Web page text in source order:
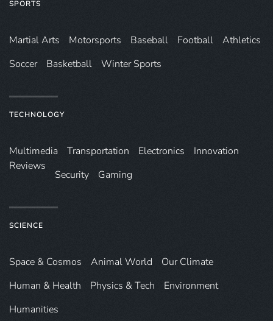
SPORTS
Martial Arts Motorsports Baseball Football
Athletics
Soccer
Basketball Winter Sports
TECHNOLOGY
Multimedia Transportation Electronics
Innovation
Reviews
Security Gaming
SCIENCE
Space & Cosmos Animal World
Our Climate
Human & Health
Physics & Tech
Environment
Humanities